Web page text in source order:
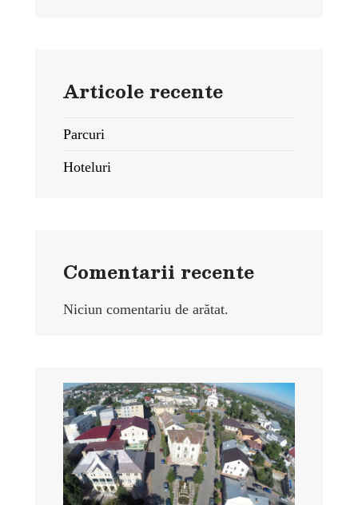
Articole recente
Parcuri
Hoteluri
Comentarii recente
Niciun comentariu de arătat.